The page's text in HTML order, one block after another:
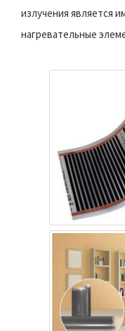
излучения является
нагревательные